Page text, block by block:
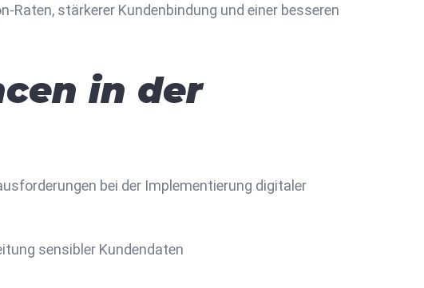
Raten, stärkerer Kundenbindung und einer besseren
in der
bei der Implementierung digitaler
sensibler Kundendaten